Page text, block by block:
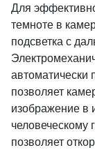
Для
темноте в
подсветка с
автоматически
позволяет
изображение в
позволяет